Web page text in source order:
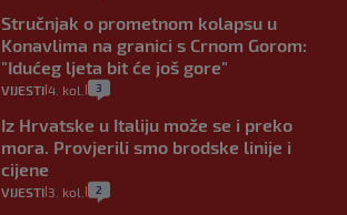
Stručnjak o prometnom kolapsu u
Konavlima na granici s Crnom Gorom:
"Idućeg ljeta bit će još gore"
VIJESTI 4. kol. 3
Iz Hrvatske u Italiju može se i preko
mora. Provjerili smo brodske linije i
cijene
VIJESTI 3. kol. 2